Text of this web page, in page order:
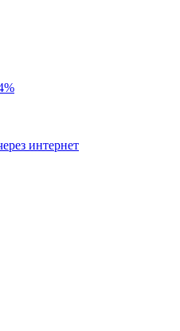
интернет